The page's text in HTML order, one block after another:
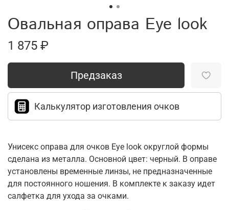
Овальная оправа Eye look
1 875 ₽
Предзаказ
Калькулятор изготовления очков
Унисекс оправа для очков Eye look округлой формы
сделана из металла. Основной цвет: черный. В оправе
установлены временные линзы, не предназначенные
для постоянного ношения. В комплекте к заказу идет
салфетка для ухода за очками.